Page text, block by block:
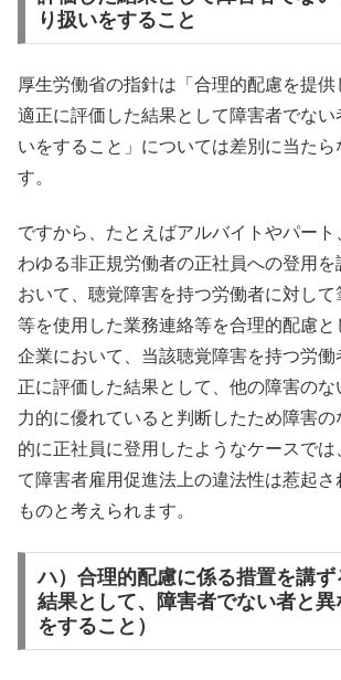
り扱いをすること
厚生労働省の指針は「合理的配慮を提
適正に評価した結果として障害者でない
いをすること」については差別に当たら
す。
ですから、たとえばアルバイトやパー
わゆる非正規労働者の正社員への登用を
おいて、聴覚障害を持つ労働者に対し
等を使用した業務連絡等を合理的配慮と
企業において、当該聴覚障害を持つ労働
正に評価した結果として、他の障害の
力的に優れていると判断したため障害
的に正社員に登用したようなケースでは
て障害者雇用促進法上の違法性は惹起さ
ものと考えられます。
ハ）合理的配慮に係る措置を講
結果として、障害者でない者と
をすること）